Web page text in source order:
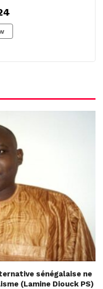
sénégalaise ne
(Lamine Diouck PS)